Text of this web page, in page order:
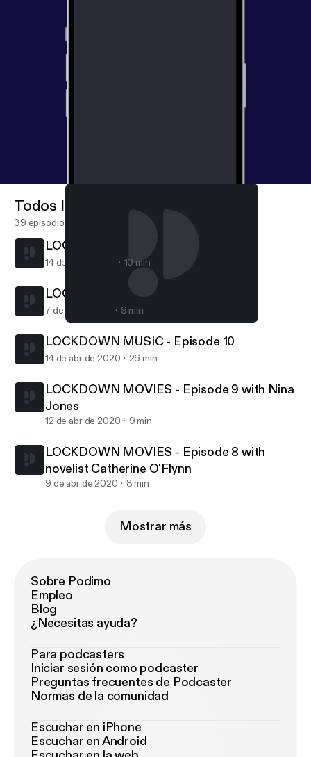
Screen Brum – Brum Radio
Todos los episodios
39 episodios
LOCKDOWN MOVIES - Episode 12
14 de jul de 2020 10 min
LOCKDOWN MOVIES - Episode 11
7 de jul de 2020 9 min
LOCKDOWN MUSIC - Episode 10
14 de abr de 2020 26 min
LOCKDOWN MOVIES - Episode 9 with Nina
Jones
12 de abr de 2020 9 min
LOCKDOWN MOVIES - Episode 8 with
novelist Catherine O'Flynn
9 de abr de 2020 8 min
Mostrar más
Sobre Podimo
Empleo
Blog
¿Necesitas ayuda?
Para podcasters
Iniciar sesión como podcaster
Preguntas frecuentes de Podcaster
Normas de la comunidad
Escuchar en iPhone
Escuchar en Android